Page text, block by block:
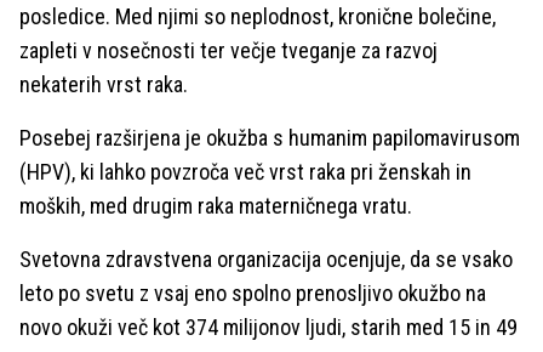
posledice. Med njimi so neplodnost, kronične bolečine,
zapleti v nosečnosti ter večje tveganje za razvoj
nekaterih vrst raka.
Posebej razširjena je okužba s humanim papilomavirusom
(HPV), ki lahko povzroča več vrst raka pri ženskah in
moških, med drugim raka materničnega vratu.
Svetovna zdravstvena organizacija ocenjuje, da se vsako
leto po svetu z vsaj eno spolno prenosljivo okužbo na
novo okuži več kot 374 milijonov ljudi, starih med 15 in 49